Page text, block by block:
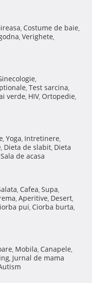
, Costume de baie,
, Verighete,
,
, Test sarcina,
verde, HIV, Ortopedie,
, Yoga, Intretinere,
, Dieta de slabit, Dieta
Sala de acasa
, Cafea, Supa,
, Aperitive, Desert,
pui, Ciorba burta,
, Mobila, Canapele,
, Jurnal de mama